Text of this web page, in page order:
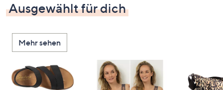
Ausgewählt für dich
Mehr sehen